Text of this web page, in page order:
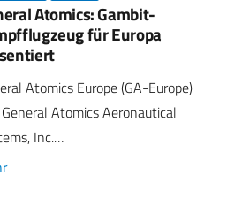
Atomics: Gambit-
für Europa
Atomics Europe (GA-Europe)
Atomics Aeronautical
Inc.…